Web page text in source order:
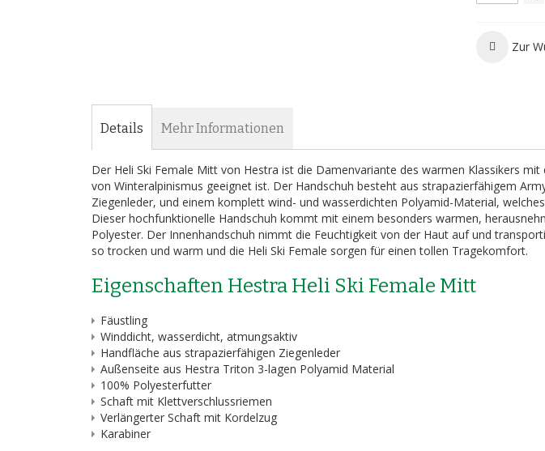
Zur
Details
Der Heli Ski Female Mitt von Hestra ist die Damenvariante des warmen Klassikers
von Winteralpinismus geeignet ist. Der Handschuh besteht aus strapazierfähigem
Ziegenleder, und einem komplett wind- und wasserdichten Polyamid-Material,
Dieser hochfunktionelle Handschuh kommt mit einem besonders warmen,
Polyester. Der Innenhandschuh nimmt die Feuchtigkeit von der Haut auf und
so trocken und warm und die Heli Ski Female sorgen für einen tollen Tragekomfort.
Eigenschaften Hestra Heli Ski Female Mitt
Fäustling
Winddicht, wasserdicht, atmungsaktiv
Handfläche aus strapazierfähigen Ziegenleder
Außenseite aus Hestra Triton 3-lagen Polyamid Material
100% Polyesterfutter
Schaft mit Klettverschlussriemen
Verlängerter Schaft mit Kordelzug
Karabiner
Mehr Informationen